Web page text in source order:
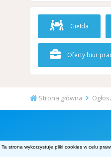
Giełda
Oferty biur
Strona główna
Ta strona wykorzystuje pliki cookies w celu